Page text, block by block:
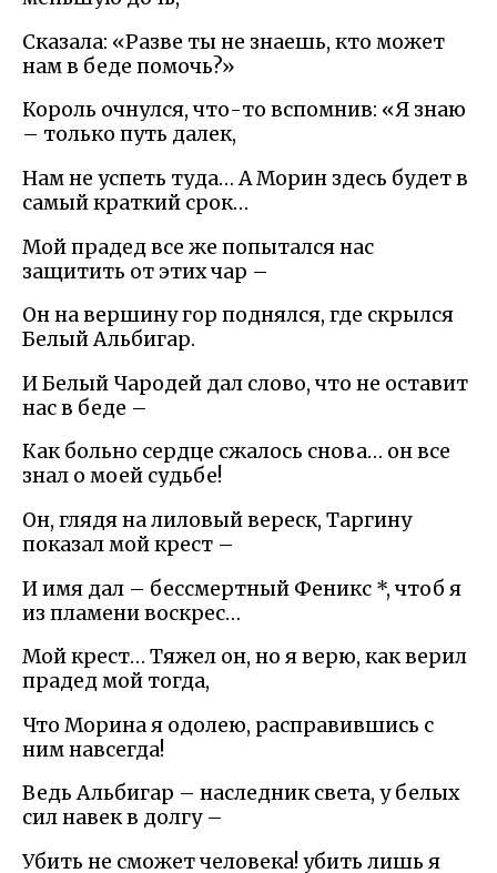
Сказала: «Разве ты не знаешь, кто может
нам в беде помочь?»
Король очнулся, что-то вспомнив: «Я знаю
– только путь далек,
Нам не успеть туда… А Морин здесь будет в
самый краткий срок…
Мой прадед все же попытался нас
защитить от этих чар –
Он на вершину гор поднялся, где скрылся
Белый Альбигар.
И Белый Чародей дал слово, что не оставит
нас в беде –
Как больно сердце сжалось снова… он все
знал о моей судьбе!
Он, глядя на лиловый вереск, Таргину
показал мой крест –
И имя дал – бессмертный Феникс *, чтоб я
из пламени воскрес…
Мой крест… Тяжел он, но я верю, как верил
прадед мой тогда,
Что Морина я одолею, расправившись с
ним навсегда!
Ведь Альбигар – наследник света, у белых
сил навек в долгу –
Убить не сможет человека! убить лишь я